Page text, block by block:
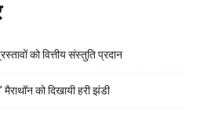
को वित्तीय संस्तुति प्रदान
को दिखायी हरी झंडी